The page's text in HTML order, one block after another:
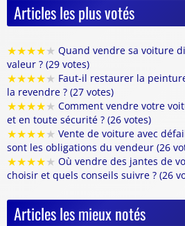
Articles les plus votés
★★★★★ Quand vendre sa voiture
valeur ? (29 votes)
★★★★★ Faut-il restaurer la
la revendre ? (27 votes)
★★★★★ Comment vendre votre
et en toute sécurité ? (26 votes)
★★★★★ Vente de voiture avec
sont les obligations du vendeur (26
★★★★★ Où vendre des jantes de
choisir et quels conseils suivre ? (26
Articles les mieux notés